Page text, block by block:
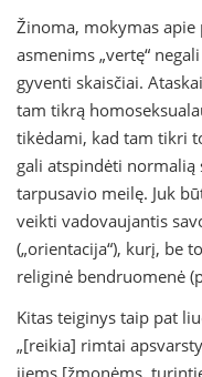
Žinoma, mokymas
asmenims „vertę“
gyventi skaisčiai.
tam tikrą
tikėdami, kad tam tikri
gali atspindėti
tarpusavio meilę. Juk
veikti vadovaujantis
(„orientacija“), kurį, be
religinė bendruomenė
Kitas teiginys taip pat
„[reikia] rimtai